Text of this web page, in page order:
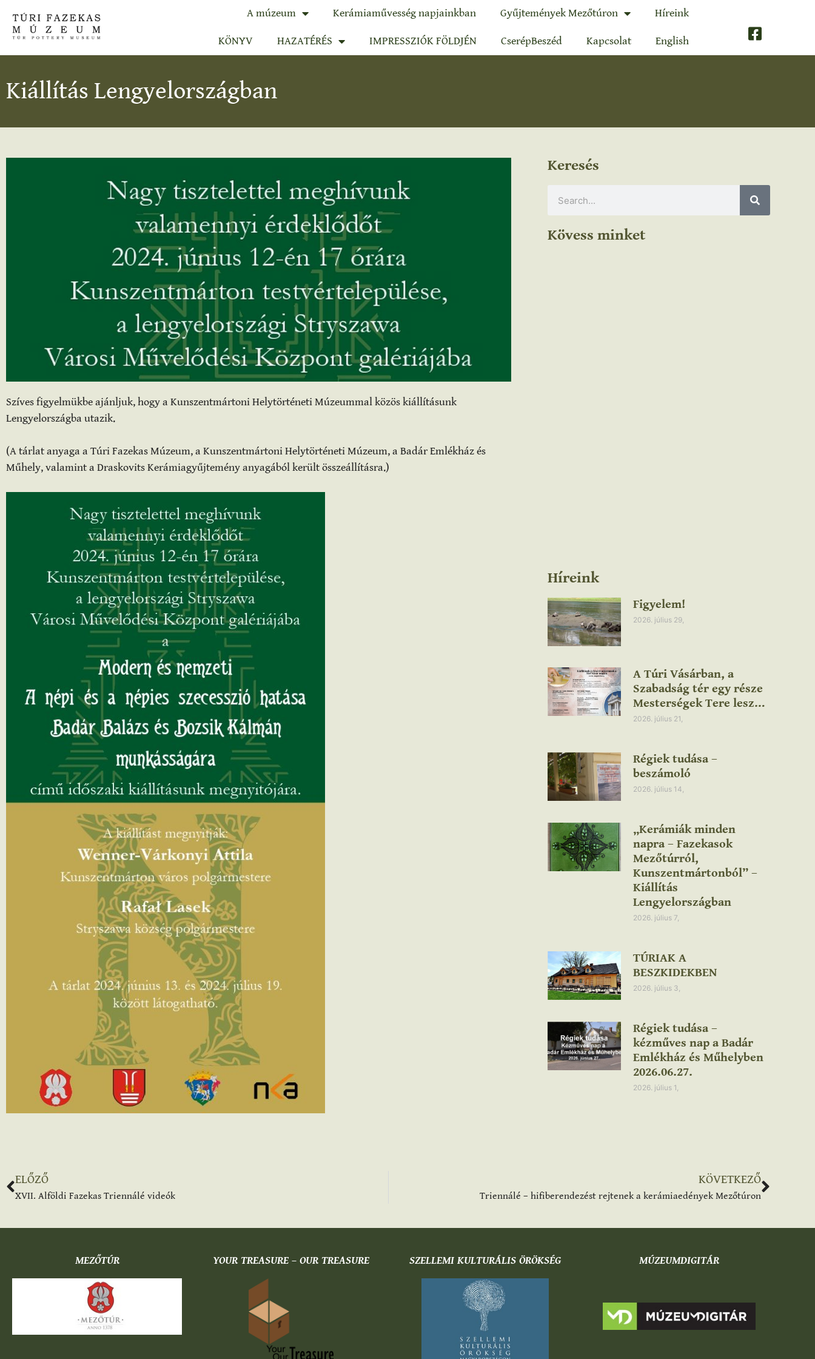
A múzeum Kerámiaművesség napjainkban Gyűjtemények Mezőtúron Híreink
KÖNYV HAZATÉRÉS IMPRESSZIÓK FÖLDJÉN CserépBeszéd Kapcsolat English
Kiállítás Lengyelországban
Szíves figyelmükbe ajánljuk, hogy a Kunszentmártoni Helytörténeti Múzeummal közös kiállításunk
Lengyelországba utazik.
(A tárlat anyaga a Túri Fazekas Múzeum, a Kunszentmártoni Helytörténeti Múzeum, a Badár Emlékház és
Műhely, valamint a Draskovits Kerámiagyűjtemény anyagából került összeállításra.)
Keresés
Kövess minket
Híreink
Figyelem!
2026. július 29,
A Túri Vásárban, a
Szabadság tér egy része
Mesterségek Tere lesz…
2026. július 21,
Régiek tudása –
beszámoló
2026. július 14,
„Kerámiák minden
napra – Fazekasok
Mezőtúrról,
Kunszentmártonból” –
Kiállítás
Lengyelországban
2026. július 7,
TÚRIAK A
BESZKIDEKBEN
2026. július 3,
Régiek tudása –
kézműves nap a Badár
Emlékház és Műhelyben
2026.06.27.
2026. július 1,
ELŐZŐ
XVII. Alföldi Fazekas Triennálé videók
KÖVETKEZŐ
Triennálé – hifiberendezést rejtenek a kerámiaedények Mezőtúron
MEZŐTÚR YOUR TREASURE – OUR TREASURE SZELLEMI KULTURÁLIS ÖRÖKSÉG MÚZEUMDIGITÁR